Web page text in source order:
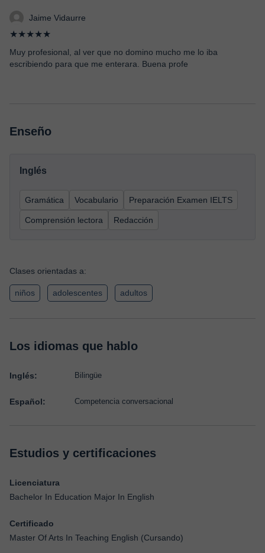
Jaime Vidaurre
★★★★★
Muy profesional, al ver que no domino mucho me lo iba
escribiendo para que me enterara. Buena profe
Enseño
Inglés
Gramática Vocabulario Preparación Examen IELTS
Comprensión lectora Redacción
Clases orientadas a:
niños adolescentes adultos
Los idiomas que hablo
Inglés: Bilingüe
Español: Competencia conversacional
Estudios y certificaciones
Licenciatura
Bachelor In Education Major In English
Certificado
Master Of Arts In Teaching English (Cursando)